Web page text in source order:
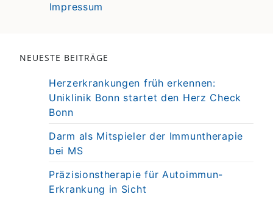
Impressum
NEUESTE BEITRÄGE
Herzerkrankungen früh erkennen:
Uniklinik Bonn startet den Herz Check
Bonn
Darm als Mitspieler der Immuntherapie
bei MS
Präzisionstherapie für Autoimmun-
Erkrankung in Sicht